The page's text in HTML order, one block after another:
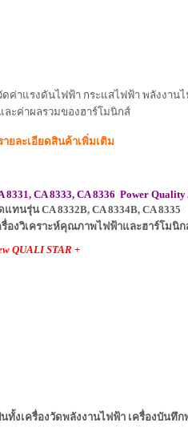
ดค่าแรงดันไฟฟ้า กระแสไฟฟ้า พลังงาน
ละค่าผลรวมของฮาร์โมนิกส์
ายละเอียดสินค้าเพิ่มเติม
8331, CA 8333, CA 8336 Power Quality
แทนรุ่น CA 8332B, CA 8334B, CA 8335
รื่องวิเคราะห์คุณภาพไฟฟ้าและฮาร์โมนิ
QUALI STAR +
นทั้งเครื่องวัดพลังงานไฟฟ้า เครื่องบันทึ